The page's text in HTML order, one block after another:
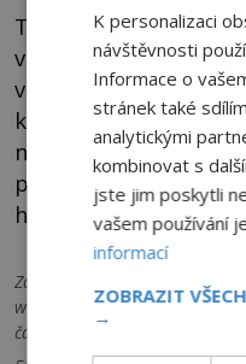
Tvrzení, že Hitler byl
vlivných britských a
války profitovaly, se
konspiračních
nejsou až tak
pravda leží hluboko
historických
Zdroje informací:
www.bbc.com,
částečně AI
K personalizaci
návštěvnosti
Informace o
stránek také
analytickými
kombinovat s
jste jim poskytli
vašem používání
informací
ZOBRAZIT
→